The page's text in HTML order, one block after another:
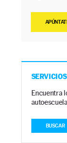
Encuentra
BUSCAR